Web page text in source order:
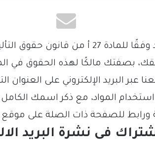
بصفتك مالكًا لهذه الحقوق في
المواد، مع ذكر اسمك
للصفحة ذات الصلة على موقع
فى نشرة البريد